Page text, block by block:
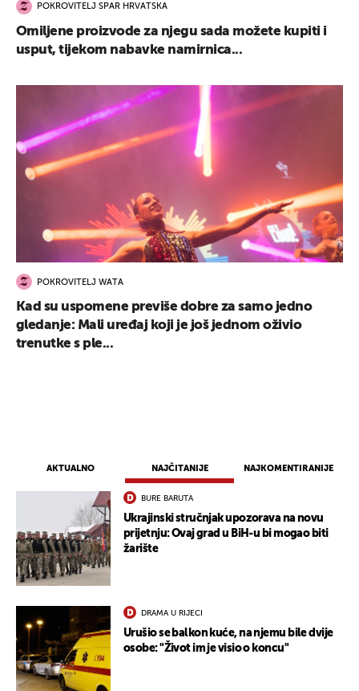
AKTUALNO NAJČITANIJE NAJKOMENTIRANIJE
BURE BARUTA
Ukrajinski stručnjak upozorava na novu
prijetnju: Ovaj grad u BiH-u bi mogao biti
žarište
DRAMA U RIJECI
Urušio se balkon kuće, na njemu bile dvije
osobe: "Život im je visio o koncu"
POKROVITELJ SPAR HRVATSKA
Omiljene proizvode za njegu sada možete kupiti i
usput, tijekom nabavke namirnica...
POKROVITELJ WATA
Kad su uspomene previše dobre za samo jedno
gledanje: Mali uređaj koji je još jednom oživio
trenutke s ple...